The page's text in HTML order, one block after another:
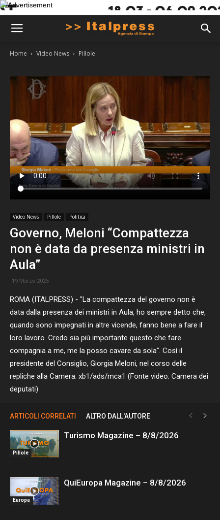
Home Video News Pillole
Video News Pillole Politica
Governo, Meloni “Compattezza
non è data da presenza ministri in
Aula”
19 Marzo 2025
ROMA (ITALPRESS) - "La compattezza del governo non è
data dalla presenza dei ministri in Aula, ho sempre detto che,
quando sono impegnati in altre vicende, fanno bene a fare il
loro lavoro. Credo sia più importante questo che fare
compagnia a me, me la posso cavare da sola". Così il
presidente del Consiglio, Giorgia Meloni, nel corso delle
repliche alla Camera. xb1/ads/mca1 (Fonte video: Camera dei
deputati)
ARTICOLI CORRELATI ALTRO DALL'AUTORE
Pillole
Turismo Magazine – 8/8/2026
Europa
QuiEuropa Magazine – 8/8/2026